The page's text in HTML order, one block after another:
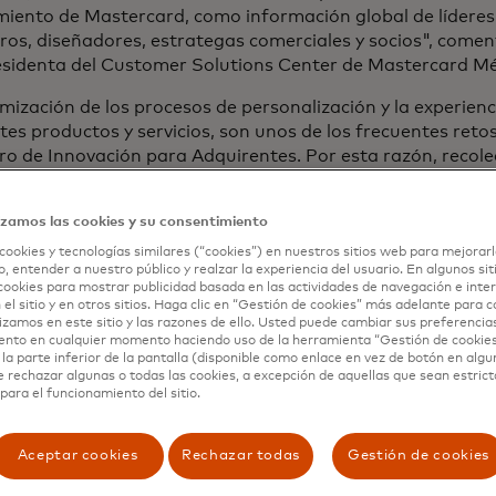
de Mastercard, como información global de
diseñadores, estrategas comerciales y socios",
del Customer Solutions Center de Mastercard
de los procesos de personalización y la
productos y servicios, son unos de los frecuentes
de Innovación para Adquirentes. Por esta razón,
relevante a partir de los hábitos de consumo se
apuesta de Mastercard por la innovación, la compañía
de los expertos con las necesidades emergentes de
que beneficien a todos y reafirmar su
a través de la tecnología.
más sobre el Acquirer Innovation Hub aquíse abre en una
.
las cookies y su consentimiento
y tecnologías similares (“cookies”) en nuestros sitios web para
entender a nuestro público y realzar la experiencia del usuario. En algunos
para mostrar publicidad basada en las actividades de navegación e
el sitio y en otros sitios. Haga clic en “Gestión de cookies” más adelante para
en este sitio y las razones de ello. Usted puede cambiar sus
en cualquier momento haciendo uso de la herramienta “Gestión de
la parte inferior de la pantalla (disponible como enlace en vez de botón en
rechazar algunas o todas las cookies, a excepción de aquellas que sean
el funcionamiento del sitio.
Aceptar cookies Rechazar todas Gestión de cookies